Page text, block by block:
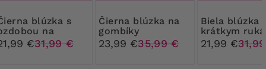
s
na
€31,99 €
Čierna blúzka na
gombíky
23,99 €35,99 €
Biela blúzka s
krátkym
21,99 €